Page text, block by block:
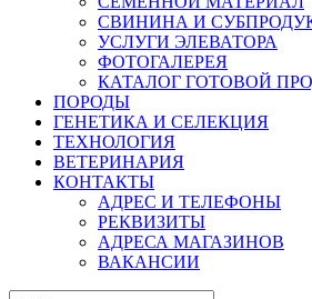
СВИНИНА И
УСЛУГИ ЭЛЕВАТОРА
ФОТОГАЛЕРЕЯ
КАТАЛОГ ГОТОВОЙ
ПОРОДЫ
ГЕНЕТИКА И СЕЛЕКЦИЯ
ТЕХНОЛОГИЯ
ВЕТЕРИНАРИЯ
КОНТАКТЫ
АДРЕС И ТЕЛЕФОНЫ
РЕКВИЗИТЫ
АДРЕСА МАГАЗИНОВ
ВАКАНСИИ